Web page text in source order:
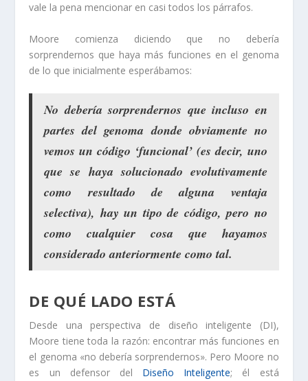
vale la pena mencionar en casi todos los párrafos.
Moore comienza diciendo que no debería
sorprendernos que haya más funciones en el genoma
de lo que inicialmente esperábamos:
No debería sorprendernos que incluso en
partes del genoma donde obviamente no
vemos un código ‘funcional’ (es decir, uno
que se haya solucionado evolutivamente
como resultado de alguna ventaja
selectiva), hay un tipo de código, pero no
como cualquier cosa que hayamos
considerado anteriormente como tal.
DE QUÉ LADO ESTÁ
Desde una perspectiva de diseño inteligente (DI),
Moore tiene toda la razón: encontrar más funciones en
el genoma «no debería sorprendernos». Pero Moore no
es un defensor del Diseño Inteligente; él está